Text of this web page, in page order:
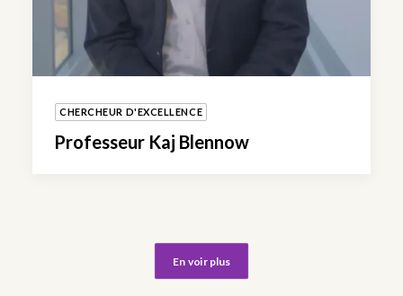
CHERCHEUR D'EXCELLENCE
Professeur Kaj Blennow
En voir plus